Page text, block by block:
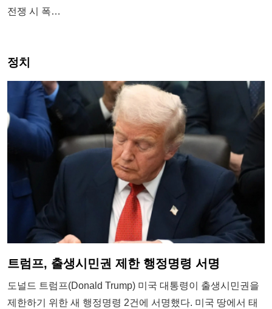
전쟁 시 폭…
정치
트럼프, 출생시민권 제한 행정명령 서명
도널드 트럼프(Donald Trump) 미국 대통령이 출생시민권을
제한하기 위한 새 행정명령 2건에 서명했다. 미국 땅에서 태